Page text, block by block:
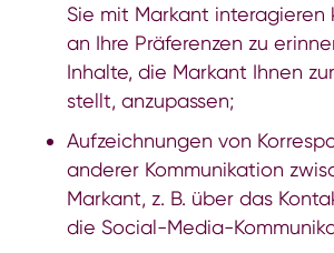
Sie mit Markant interagieren
an Ihre Präferenzen zu
Inhalte, die Markant Ihnen
stellt, anzupassen;
Aufzeichnungen von
anderer Kommunikation
Markant, z. B. über das
die Social-Media-